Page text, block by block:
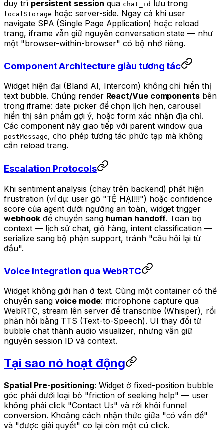
duy trì persistent session qua chat_id lưu trong
localStorage hoặc server-side. Ngay cả khi user
navigate SPA (Single Page Application) hoặc reload
trang, iframe vẫn giữ nguyên conversation state — như
một "browser-within-browser" có bộ nhớ riêng.
Component Architecture giàu tương tác
Widget hiện đại (Bland AI, Intercom) không chỉ hiển thị
text bubble. Chúng render React/Vue components bên
trong iframe: date picker để chọn lịch hẹn, carousel
hiển thị sản phẩm gợi ý, hoặc form xác nhận địa chỉ.
Các component này giao tiếp với parent window qua
postMessage, cho phép tương tác phức tạp mà không
cần reload trang.
Escalation Protocols
Khi sentiment analysis (chạy trên backend) phát hiện
frustration (ví dụ: user gõ "TỆ HẠI!!!") hoặc confidence
score của agent dưới ngưỡng an toàn, widget trigger
webhook để chuyển sang human handoff. Toàn bộ
context — lịch sử chat, giỏ hàng, intent classification —
serialize sang bộ phận support, tránh "câu hỏi lại từ
đầu".
Voice Integration qua WebRTC
Widget không giới hạn ở text. Cùng một container có thể
chuyển sang voice mode: microphone capture qua
WebRTC, stream lên server để transcribe (Whisper), rồi
phản hồi bằng TTS (Text-to-Speech). UI thay đổi từ
bubble chat thành audio visualizer, nhưng vẫn giữ
nguyên session ID và context.
Tại sao nó hoạt động
Spatial Pre-positioning: Widget ở fixed-position bubble
góc phải dưới loại bỏ "friction of seeking help" — user
không phải click "Contact Us" và rời khỏi funnel
conversion. Khoảng cách nhận thức giữa "có vấn đề"
và "được giải quyết" co lại còn một cú click.